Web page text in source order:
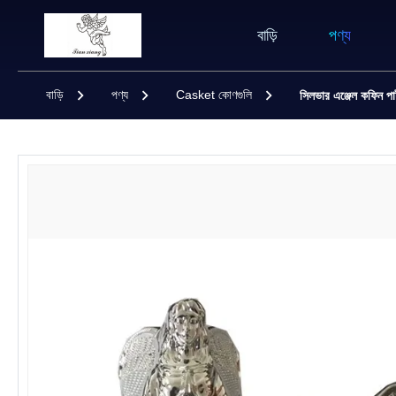
বাড়ি পণ্য
বাড়ি পণ্য Casket কোণগুলি সিলভার এঞ্জেল কফিন